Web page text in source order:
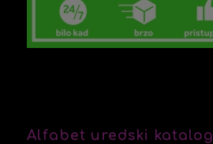
Alfabet uredski katalog